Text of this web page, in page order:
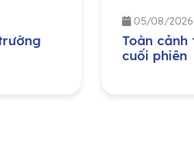
05/08/2026
Toàn
cuối phiên